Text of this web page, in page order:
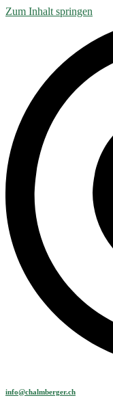
Zum Inhalt springen
info@chalmberger.ch